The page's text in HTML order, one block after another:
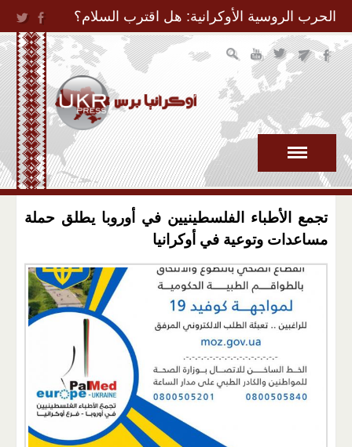
Jump to Navigation
الحرب الروسية الأوكرانية: هل اقترب السلام؟
تجمع الأطباء الفلسطينيين في أوروبا يطلق حملة
مساعدات وتوعية في أوكرانيا